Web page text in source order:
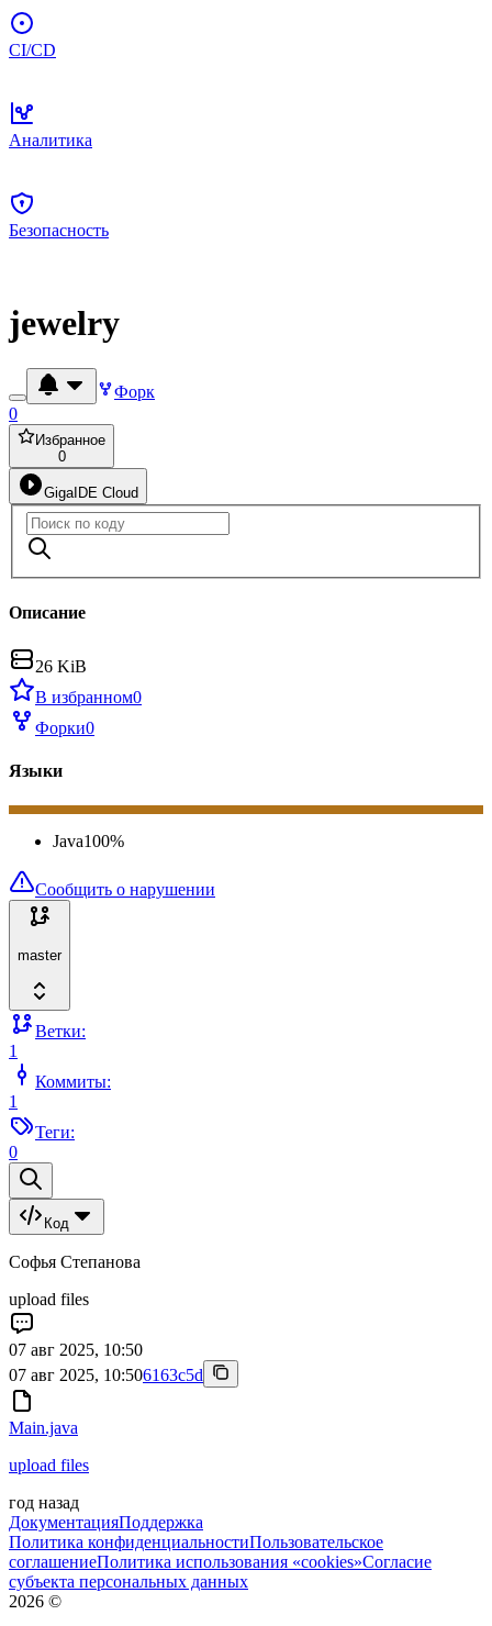
CI/CD
Аналитика
Безопасность
jewelry
Форк
0
Избранное
0
GigaIDE Cloud
Описание
26 KiB
В избранном0
Форки0
Языки
Java100%
Сообщить о нарушении
master
Ветки:
1
Коммиты:
1
Теги:
0
Код
Софья Степанова
upload files
07 авг 2025, 10:50
07 авг 2025, 10:506163c5d
Main.java
upload files
год назад
ДокументацияПоддержка
Политика конфиденциальностиПользовательское
соглашениеПолитика использования «cookies»Согласие
субъекта персональных данных
2026 ©